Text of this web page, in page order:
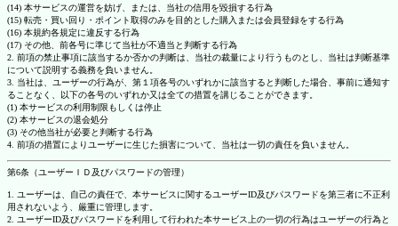
(14) 本サービスの運営を妨げ、または、当社の信用を毀損する行為
(15) 転売・買い回り・ポイント取得のみを目的とした購入または会員登録をする行為
(16) 本規約各規定に違反する行為
(17) その他、前各号に準じて当社が不適当と判断する行為
2. 前項の禁止事項に該当するか否かの判断は、当社の裁量により行うものとし、当社は判断基準
について説明する義務を負いません。
3. 当社は、ユーザーの行為が、第１項各号のいずれかに該当すると判断した場合、事前に通知す
ることなく、以下の各号のいずれか又は全ての措置を講じることができます。
(1) 本サービスの利用制限もしくは停止
(2) 本サービスの退会処分
(3) その他当社が必要と判断する行為
4. 前項の措置によりユーザーに生じた損害について、当社は一切の責任を負いません。
第6条（ユーザーＩＤ及びパスワードの管理）
1. ユーザーは、自己の責任で、本サービスに関するユーザーID及びパスワードを第三者に不正利
用されないよう、厳重に管理します。
2. ユーザーID及びパスワードを利用して行われた本サービス上の一切の行為はユーザーの行為と